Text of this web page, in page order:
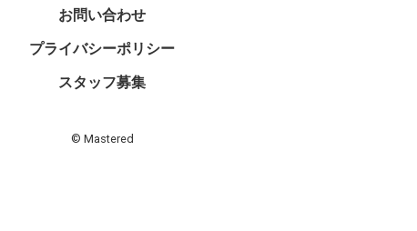
お問い合わせ
プライバシーポリシー
スタッフ募集
© Mastered